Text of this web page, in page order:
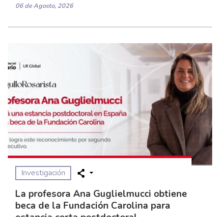
06 de Agosto, 2026
Investigación
La profesora Ana Guglielmucci obtiene
beca de la Fundación Carolina para